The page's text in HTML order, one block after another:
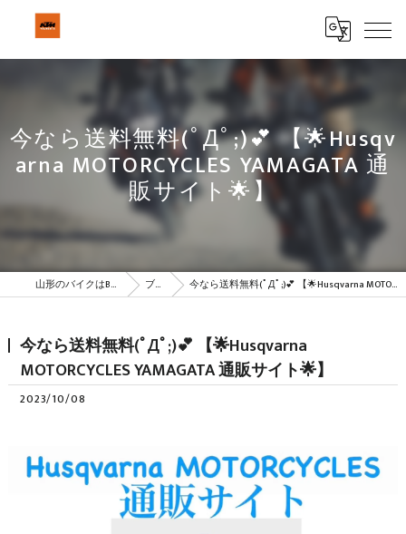
今なら送料無料(ﾟДﾟ;)💕 【🌟Husqv
arna MOTORCYCLES YAMAGATA 通
販サイト🌟】
山形のバイクはBeSTAR株式会社 ブログ 今なら送料無料(ﾟДﾟ;)💕 【🌟Husqvarna MOTORCYCLES YAMAGATA 通販サイト🌟】
今なら送料無料(ﾟДﾟ;)💕 【🌟Husqvarna
MOTORCYCLES YAMAGATA 通販サイト🌟】
2023/10/08